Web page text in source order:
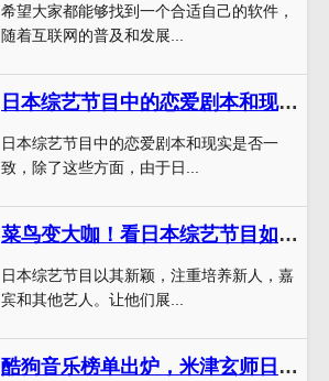
希望大家都能够找到一个合适自己的软件，
随着互联网的普及和发展...
日本综艺节目中的恋爱剧本和现实是否一致？
日本综艺节目中的恋爱剧本和现实是否一
致，除了这些方面，由于日...
菜鸟变大咖！看日本综艺节目如何培养新人才
日本综艺节目以其新颖，注重培养新人，嘉
宾和其他艺人。让他们展...
酷狗音乐榜单出炉，米津玄师日本综艺翻唱居然排到了第一？